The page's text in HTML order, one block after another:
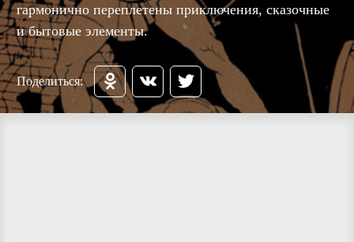
гармонично переплетены приключения, сказочные
и бытовые элементы.
Поделиться: